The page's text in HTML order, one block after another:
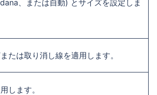
、または自動) とサイズを設定しま
たは取り消し線を適用します。
します。